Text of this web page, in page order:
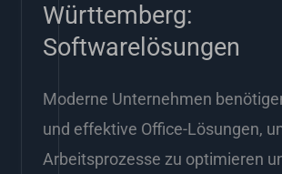
Württemberg:
Softwarelösungen
Moderne Unternehmen
und effektive Office-Lösungen,
Arbeitsprozesse zu optimieren